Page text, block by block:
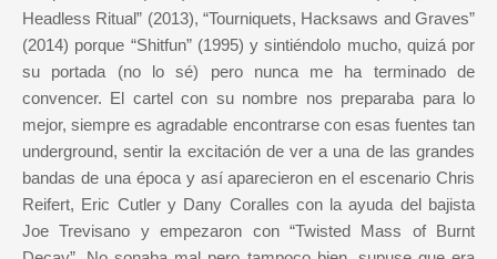
Headless Ritual” (2013), “Tourniquets, Hacksaws and Graves”
(2014) porque “Shitfun” (1995) y sintiéndolo mucho, quizá por
su portada (no lo sé) pero nunca me ha terminado de
convencer. El cartel con su nombre nos preparaba para lo
mejor, siempre es agradable encontrarse con esas fuentes tan
underground, sentir la excitación de ver a una de las grandes
bandas de una época y así aparecieron en el escenario Chris
Reifert, Eric Cutler y Dany Coralles con la ayuda del bajista
Joe Trevisano y empezaron con “Twisted Mass of Burnt